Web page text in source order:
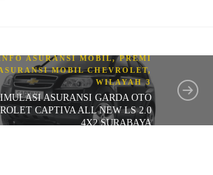
ASURANSI MOBIL,PREMI
MOBIL CHEVROLET,
WILAYAH 3
ASURANSI GARDA OTO
CAPTIVA ALL NEW LS 2.0
4X2 SURABAYA